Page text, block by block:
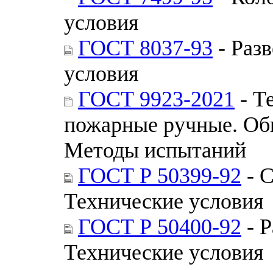
условия
ГОСТ 8037-93 -
условия
ГОСТ 9923-2021 -
пожарные ручные.
Методы испытаний
ГОСТ Р 50399-92 -
Технические условия
ГОСТ Р 50400-92 -
Технические условия